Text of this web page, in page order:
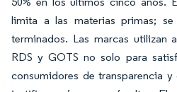
limita a las materias primas;
terminados. Las marcas utilizan
RDS y GOTS no solo para
consumidores de transparencia